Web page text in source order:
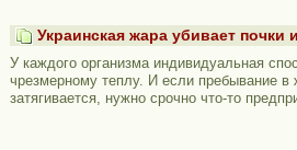
Украинская жара убивает почки
У каждого организма индивидуальная
чрезмерному теплу. И если пребывание в
затягивается, нужно срочно что-то